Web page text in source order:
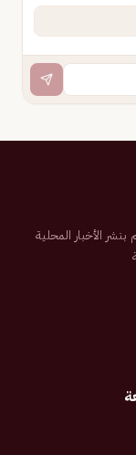
سعودية تم تأسيسها عام 2007م تهتم بنشر الأخبار المحلية